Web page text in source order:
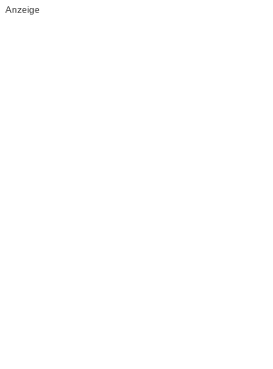
Anzeige